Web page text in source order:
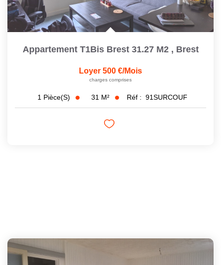
Appartement T1Bis Brest 31.27 M2 , Brest
Loyer 500 €/mois
charges comprises
1 Pièce(s) 31 M² Réf : 91SURCOUF